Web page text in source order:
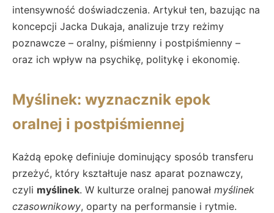
intensywność doświadczenia. Artykuł ten, bazując na
koncepcji Jacka Dukaja, analizuje trzy reżimy
poznawcze – oralny, piśmienny i postpiśmienny –
oraz ich wpływ na psychikę, politykę i ekonomię.
Myślinek: wyznacznik epok
oralnej i postpiśmiennej
Każdą epokę definiuje dominujący sposób transferu
przeżyć, który kształtuje nasz aparat poznawczy,
czyli myślinek. W kulturze oralnej panował myślinek
czasownikowy, oparty na performansie i rytmie.